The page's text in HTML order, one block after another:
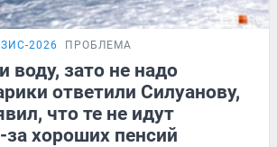
2026 ПРОБЛЕМА
воду, зато не надо
ответили Силуанову,
что те не идут
за хороших пенсий